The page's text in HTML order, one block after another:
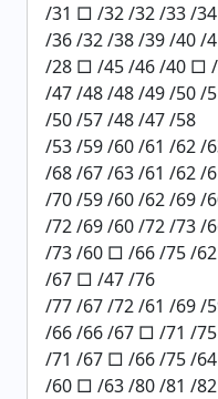
/31 □ /32 /32 /33 /
/36 /32 /38 /39 /40
/28 □ /45 /46 /40 □
/47 /48 /48 /49 /50 /
/50 /57 /48 /47 /58
/53 /59 /60 /61 /62 /
/68 /67 /63 /61 /62 /
/70 /59 /60 /62 /69
/72 /69 /60 /72 /73 /
/73 /60 □ /66 /75 /
/67 □ /47 /76
/77 /67 /72 /61 /69 /
/66 /66 /67 □ /71 /
/71 /67 □ /66 /75 /
/60 □ /63 /80 /81 /82